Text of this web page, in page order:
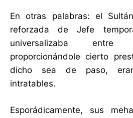
En otras palabras: el
reforzada de Jefe
universalizaba entre
proporcionándole cierto
dicho sea de paso,
intratables.
Esporádicamente, sus